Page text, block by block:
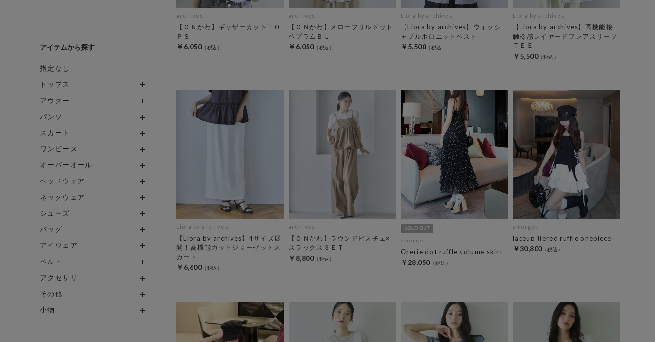
アイテム
指定なし
トップス
アウター
パンツ
スカート
ワンピース
オーバーオール
ヘッドウェア
ネックウェア
シューズ
バッグ
アイウェア
ベルト
アクセサリ
その他
小物
archives
【ＯＮかわ】ギャザーカットＴＯ
ＰＳ
￥6,050
archives
【ＯＮかわ】メローフリルドット
ペプラムＢＬ
￥6,050
Liora by archives
【Liora by archives】ウォッシ
ャブルポロニットベスト
￥5,500
Liora by archives
【Liora by archives】高機能接
触冷感レイヤードフレアスリーブ
ＴＥＥ
￥5,500
Liora by archives
【Liora by archives】4サイズ展
開！高機能カットジョーゼットス
カート
￥6,600
archives
【ＯＮかわ】ラウンドビスチェ×
スラックスＳＥＴ
￥8,800
amerge.
Cherie dot ruffle volume skirt
￥28,050
amerge.
laceup tiered ruffle onepiece
￥30,800